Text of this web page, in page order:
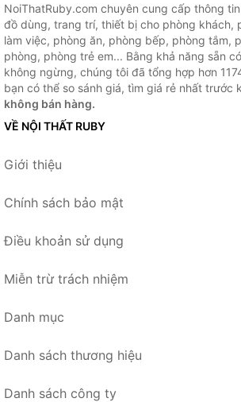
NoiThatRuby.com chuyên cung cấp thông
đồ dùng, trang trí, thiết bị cho phòng khách,
làm việc, phòng ăn, phòng bếp, phòng tắm,
phòng, phòng trẻ em... Bằng khả năng sẵn
không ngừng, chúng tôi đã tổng hợp hơn
bạn có thể so sánh giá, tìm giá rẻ nhất trước
không bán hàng.
VỀ NỘI THẤT RUBY
Giới thiệu
Chính sách bảo mật
Điều khoản sử dụng
Miễn trừ trách nhiệm
Danh mục
Danh sách thương hiệu
Danh sách công ty